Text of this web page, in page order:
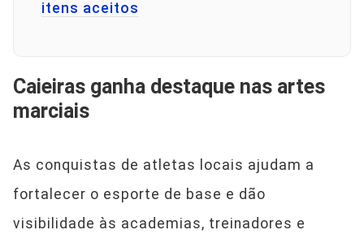
itens aceitos
Caieiras ganha destaque nas artes
marciais
As conquistas de atletas locais ajudam a
fortalecer o esporte de base e dão
visibilidade às academias, treinadores e